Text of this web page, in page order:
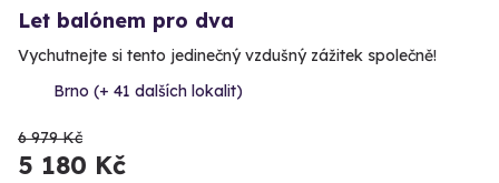
Let balónem pro dva
Vychutnejte si tento jedinečný vzdušný zážitek společně!
Brno (+ 41 dalších lokalit)
6 979 Kč
5 180 Kč